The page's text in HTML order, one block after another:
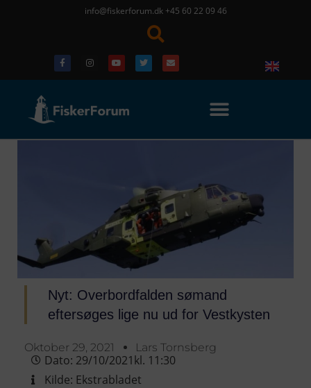
info@fiskerforum.dk +45 60 22 09 46
Nyt: Overbordfalden sømand
eftersøges lige nu ud for Vestkysten
Oktober 29, 2021 Lars Tornsberg
Dato: 29/10/2021kl. 11:30
Kilde: Ekstrabladet